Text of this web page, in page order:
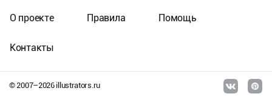
© 2007–2026illustrators.ru
О проекте Правила Помощь
Контакты